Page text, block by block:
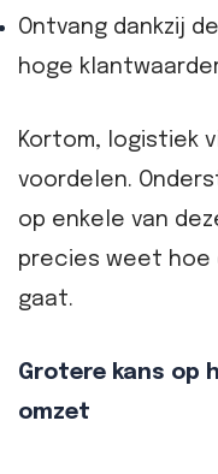
Ontvang dankzij
hoge
Kortom, logistiek
voordelen.
op enkele van
precies weet hoe
gaat.
Grotere kans op
omzet